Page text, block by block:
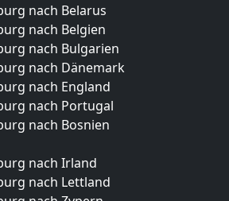
nach Belarus
nach Belgien
nach Bulgarien
nach Dänemark
nach England
nach Portugal
nach Bosnien
nach Irland
nach Lettland